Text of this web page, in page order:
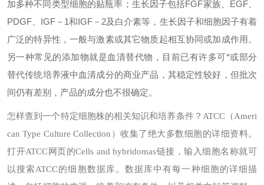
加多种不同类型细胞的贴瓶率；生长因子包括FGF家族、EGF、
PDGF、IGF－1和IGF－2及白介素等，生长因子和细胞因子有着
广泛的特异性，一般与激素或其它物质起相互协同或加成作用。
另一种常见的添加物就是血清替代物，目前已有许多可*或部分
替代传统培养液中血清成分的商业产品，其稳定性较好，但批次
间仍有差别，产品的成分也不很确定。
怎样查到一个特定细胞株的相关知识和培养条件？ ATCC（Ameri
can Type Culture Collection）收集了绝大多数细胞的详细资料。
打开ATCC网页的Cells and hybridomas链接，输入细胞名称就可
以搜索ATCC的细胞数据库。数据库中有每一种细胞的详细描